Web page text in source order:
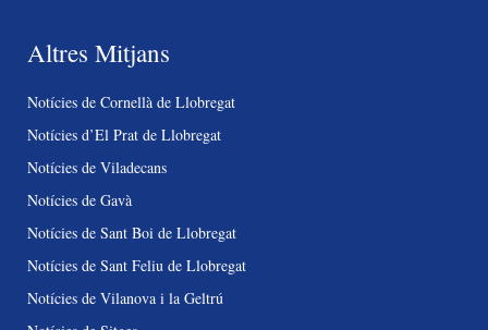
Altres Mitjans
Notícies de Cornellà de Llobregat
Notícies d’El Prat de Llobregat
Notícies de Viladecans
Notícies de Gavà
Notícies de Sant Boi de Llobregat
Notícies de Sant Feliu de Llobregat
Notícies de Vilanova i la Geltrú